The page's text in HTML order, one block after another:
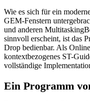
Wie es sich für ein
GEM-Fenstern
und anderen
sinnvoll erscheint, ist das
Drop bedienbar. Als
kontextbezogenes ST-
vollständige
Ein Programm